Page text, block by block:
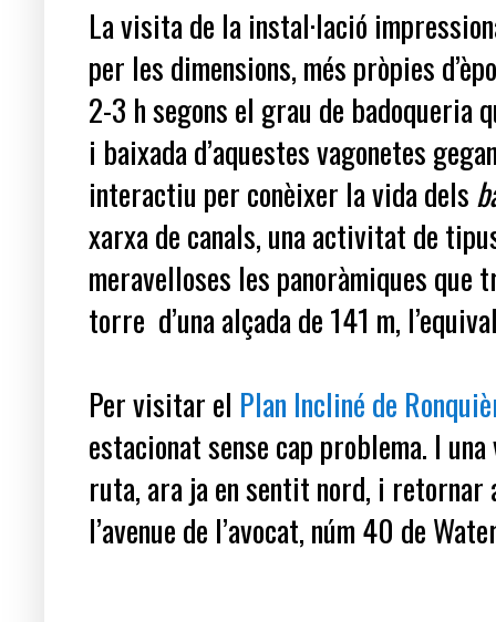
La visita de la instal·lació
per les dimensions, més pròpies
2-3 h segons el grau de badoqueria
i baixada d’aquestes vagonetes
interactiu per conèixer la vida dels
xarxa de canals, una activitat de
meravelloses les panoràmiques que
torre d’una alçada de 141 m,
Per visitar el Plan Incliné de
estacionat sense cap problema. I
ruta, ara ja en sentit nord, i retornar
l’avenue de l’avocat, núm 40 de